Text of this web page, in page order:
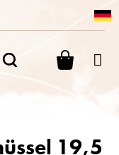
19,5